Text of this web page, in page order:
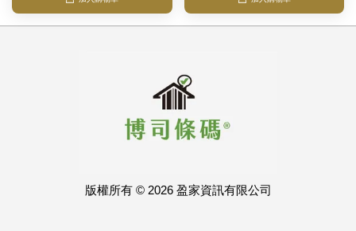
版權所有 © 2026 盈家資訊有限公司